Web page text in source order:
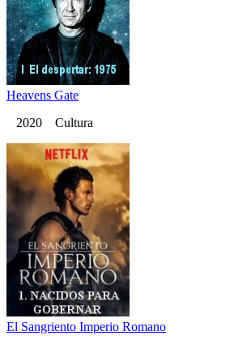
Heavens Gate
2020 Cultura
El Sangriento Imperio Romano